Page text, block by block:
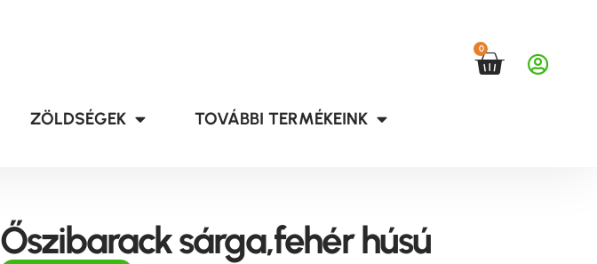
0
ZÖLDSÉGEK TOVÁBBI TERMÉKEINK
Őszibarack sárga,fehér húsú